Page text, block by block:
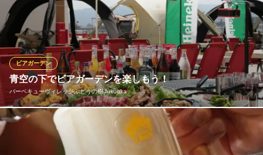
地下鉄空港線（1号線）博多駅 徒歩5分
福岡県福岡市博多区博多駅前2-14-15 ザ ロイヤルパークホテル 福岡
英国産「エール」ビールは、ちびちび味わって飲むのにオススメ
のビール！ コクがありフルーティでホップの香りが生きた豊かな
味わいのビールが多く、手軽に食べられるフィンガーフードとも
相性抜群です。他にも各国のビールを種類豊富にご用意しており
ますのでお気に入りの一杯を是非見つけてみはいかがでしょうか♪
IRISH PUB CELTS（ケルツ） 博多筑紫口店
スポーツ観戦バー
地下鉄空港線（1号線）博多駅 徒歩1分
福岡県福岡市博多区博多駅中央街5-21 博多Nビル
青空の下でビアガーデンを楽しもう！
バーベキューヴィレッジぶどうの樹 fukuoka
ビアガーデン
ディナーのビアガーデンコースを3種類ご用意しております！90分
or120分飲み放題付きで、ビアガーデンの飲み放題は100種類！お
肉とお酒は相性抜群の組み合わせ♪家族や友人、会社の仲間等とお